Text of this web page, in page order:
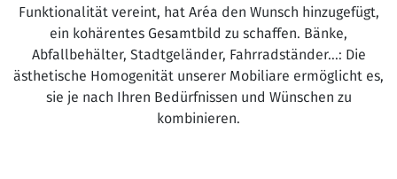
Funktionalität vereint, hat Aréa den Wunsch hinzugefügt,
ein kohärentes Gesamtbild zu schaffen. Bänke,
Abfallbehälter, Stadtgeländer, Fahrradständer...: Die
ästhetische Homogenität unserer Mobiliare ermöglicht es,
sie je nach Ihren Bedürfnissen und Wünschen zu
kombinieren.